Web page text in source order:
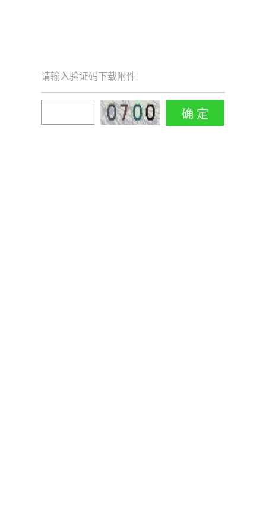
请输入验证码下载附件